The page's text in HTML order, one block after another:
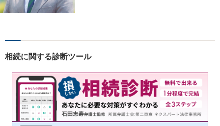
思っています。
相続に関する診断ツール